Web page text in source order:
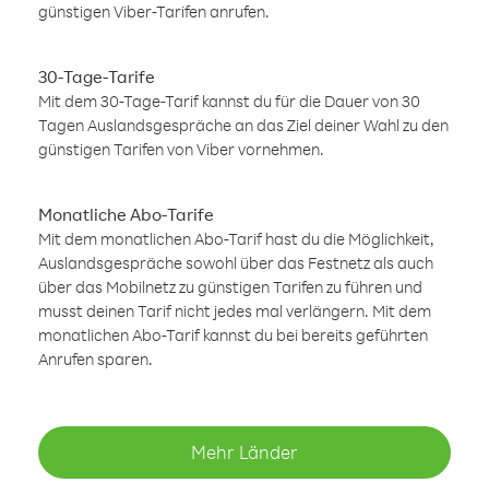
günstigen Viber-Tarifen anrufen.
30-Tage-Tarife
Mit dem 30-Tage-Tarif kannst du für die Dauer von 30
Tagen Auslandsgespräche an das Ziel deiner Wahl zu den
günstigen Tarifen von Viber vornehmen.
Monatliche Abo-Tarife
Mit dem monatlichen Abo-Tarif hast du die Möglichkeit,
Auslandsgespräche sowohl über das Festnetz als auch
über das Mobilnetz zu günstigen Tarifen zu führen und
musst deinen Tarif nicht jedes mal verlängern. Mit dem
monatlichen Abo-Tarif kannst du bei bereits geführten
Anrufen sparen.
Mehr Länder